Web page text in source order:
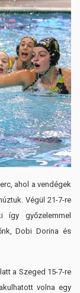
ahol a vendégek
Végül 21-7-re
így győzelemmel
Dobi Dorina és
a Szeged 15-7-re
volna egy